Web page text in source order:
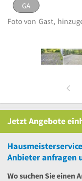
GA
eingestellt von
GA
Foto von Gast,
Jetzt Angebote
Anbieter anfragen
Wo suchen Sie einen